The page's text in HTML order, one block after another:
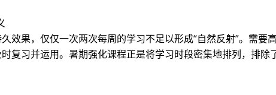
效果，仅仅一次两次每周的学习不足以形成“自然反射”。需要
复习并运用。暑期强化课程正是将学习时段密集地排列，排除